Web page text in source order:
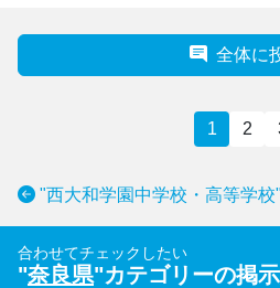
全体に
1 2
"西大和学園中学校・高等学
合わせてチェックしたい
"奈良県"カテゴリーの掲